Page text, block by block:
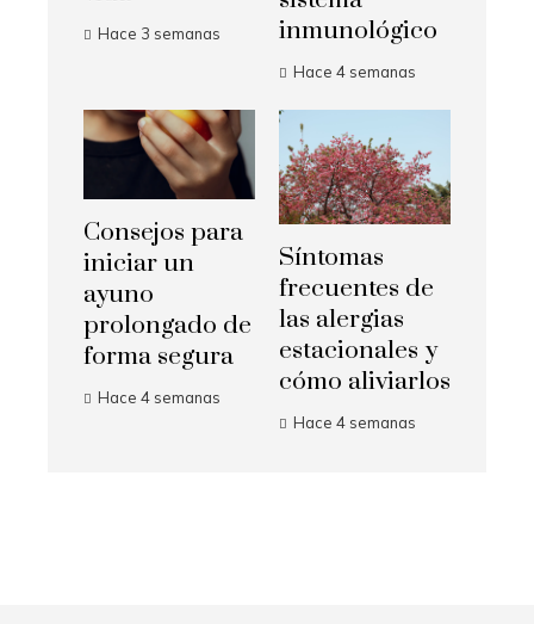
Hace 3 semanas
inmunológico
Hace 4 semanas
Consejos para
iniciar un
ayuno
prolongado de
forma segura
Hace 4 semanas
Síntomas
frecuentes de
las alergias
estacionales y
cómo aliviarlos
Hace 4 semanas